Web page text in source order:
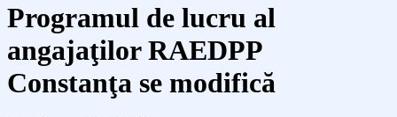
Programul de lucru al
angajaţilor RAEDPP
Constanţa se modifică